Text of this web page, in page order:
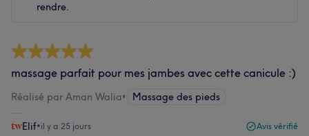
rendre.
massage parfait pour mes jambes avec cette canicule :)
Réalisé par Aman Walia• Massage des pieds
Elif•il y a 25 jours Avis vérifié